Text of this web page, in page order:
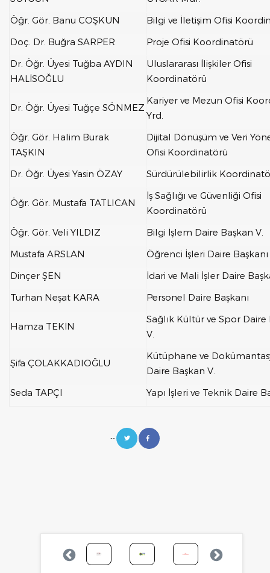
Öğr. Gör. Banu COŞKUN
Bilgi ve İletişim Ofisi
Doç. Dr. Buğra SARPER
Proje Ofisi Koordinatörü
Dr. Öğr. Üyesi Tuğba AYDIN
HALİSOĞLU
Uluslararası İlişkiler Ofisi
Koordinatörü
Dr. Öğr. Üyesi Tuğçe SÖNMEZ
Kariyer ve Mezun Ofisi
Yrd.
Öğr. Gör. Halim Burak
TAŞKIN
Dijital Dönüşüm ve Veri
Ofisi Koordinatörü
Dr. Öğr. Üyesi Yasin ÖZAY
Sürdürülebilirlik
Öğr. Gör. Mustafa TATLICAN
İş Sağlığı ve Güvenliği Ofisi
Koordinatörü
Öğr. Gör. Veli YILDIZ
Bilgi İşlem Daire Başkan V.
Mustafa ARSLAN
Öğrenci İşleri Daire Başkanı
Dinçer ŞEN
İdari ve Mali İşler Daire
Turhan Neşat KARA
Personel Daire Başkanı
Hamza TEKİN
Sağlık Kültür ve Spor Daire
V.
Şifa ÇOLAKKADIOĞLU
Kütüphane ve
Daire Başkan V.
Seda TAPÇI
Yapı İşleri ve Teknik Daire
--